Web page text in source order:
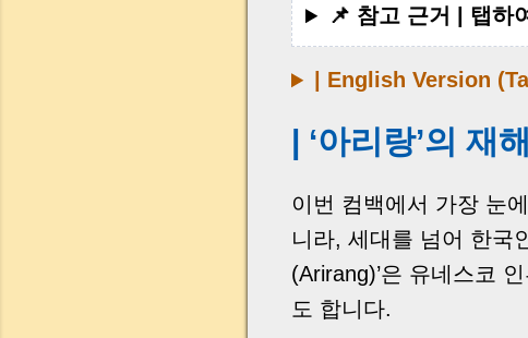
📌 참고 근거 | 탭하
| English Version
| ‘아리랑’의
이번 컴백에서 가장 눈
니라, 세대를 넘어 한국
(Arirang)’은 유네스코
도 합니다.